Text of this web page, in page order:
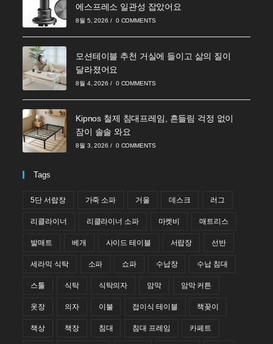
에스프레소 일관성 잡았어요
8월 5, 2026 / 0 COMMENTS
모션테이블 추천 거실에 들이고 삶의 질이
달라졌어요
8월 4, 2026 / 0 COMMENTS
Kipnos 철제 침대프레임, 흔들림 걱정 없이
잠이 솔솔 와요
8월 3, 2026 / 0 COMMENTS
Tags
5단 서랍장 가죽 소파 거울 데스크 러그
리클라이너 리클라이너 소파 마켓비 매트리스
발매트 베개 사이드 테이블 서랍장 선반
세라믹 식탁 소파 쇼파 수납장 수납 침대
스툴 식탁 식탁의자 암막 암막 커튼
옷장 의자 이불 접이식 테이블 책꽂이
책상 책장 침대 침대 프레임 카페트